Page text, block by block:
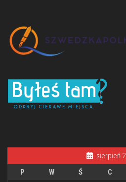
sierpień
P
W Ś C